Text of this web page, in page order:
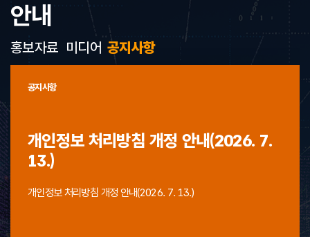
안내
공지사항
공지사항
개인정보 처리방침 개정 안내(2026. 7.
13.)
개인정보 처리방침 개정 안내(2026. 7. 13.)
홍보자료 미디어